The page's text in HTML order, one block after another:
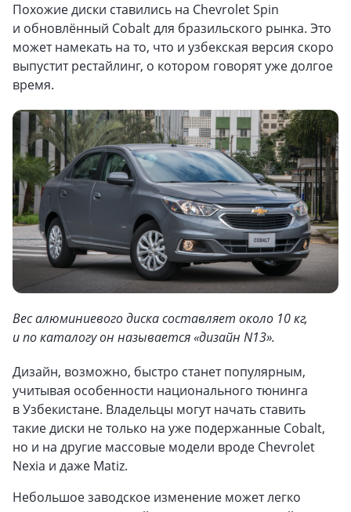
Похожие диски ставились на Chevrolet Spin
и обновлённый Cobalt для бразильского рынка. Это
может намекать на то, что и узбекская версия скоро
выпустит рестайлинг, о котором говорят уже долгое
время.
Вес алюминиевого диска составляет около 10 кг,
и по каталогу он называется «дизайн N13».
Дизайн, возможно, быстро станет популярным,
учитывая особенности национального тюнинга
в Узбекистане. Владельцы могут начать ставить
такие диски не только на уже подержанные Cobalt,
но и на другие массовые модели вроде Chevrolet
Nexia и даже Matiz.
Небольшое заводское изменение может легко